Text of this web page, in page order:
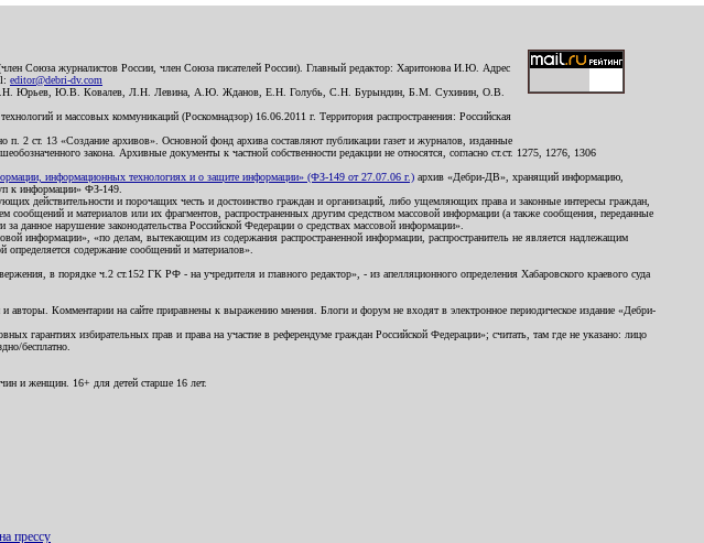
Союза журналистов России, член Союза писателей России). Главный редактор: Харитонова И.Ю. Адрес
editor@debri-dv.com
Ю.Н. Юрьев, Ю.В. Ковалев, Л.Н. Левина, А.Ю. Жданов, Е.Н. Голубь, С.Н. Бурындин, Б.М. Сухинин, О.В.
и массовых коммуникаций (Роскомнадзор) 16.06.2011 г. Территория распространения: Российская
п. 2 ст. 13 «Создание архивов». Основной фонд архива составляют публикации газет и журналов, изданные
закона. Архивные документы к частной собственности редакции не относятся, согласно ст.ст. 1275, 1276, 1306
информационных технологиях и о защите информации» (ФЗ-149 от 27.07.06 г.) архив «Дебри-ДВ», хранящий информацию,
к информации» ФЗ-149.
действительности и порочащих честь и достоинство граждан и организаций, либо ущемляющих права и законные интересы граждан,
и материалов или их фрагментов, распространенных другим средством массовой информации (а также сообщения, переданные
данное нарушение законодательства Российской Федерации о средствах массовой информации».
информации», «по делам, вытекающим из содержания распространенной информации, распространитель не является надлежащим
содержание сообщений и материалов».
в порядке ч.2 ст.152 ГК РФ - на учредителя и главного редактор», - из апелляционного определения Хабаровского краевого суда
авторы. Комментарии на сайте приравнены к выражению мнения. Блоги и форум не входят в электронное периодическое издание «Дебри-
избирательных прав и права на участие в референдуме граждан Российской Федерации»; считать, там где не указано: лицо
бесплатно.
и женщин. 16+ для детей старше 16 лет.